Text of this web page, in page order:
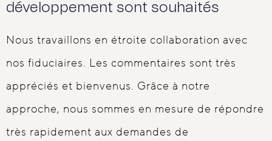
développement sont souhaités
Nous travaillons en étroite collaboration avec
nos fiduciaires. Les commentaires sont très
appréciés et bienvenus. Grâce à notre
approche, nous sommes en mesure de répondre
très rapidement aux demandes de